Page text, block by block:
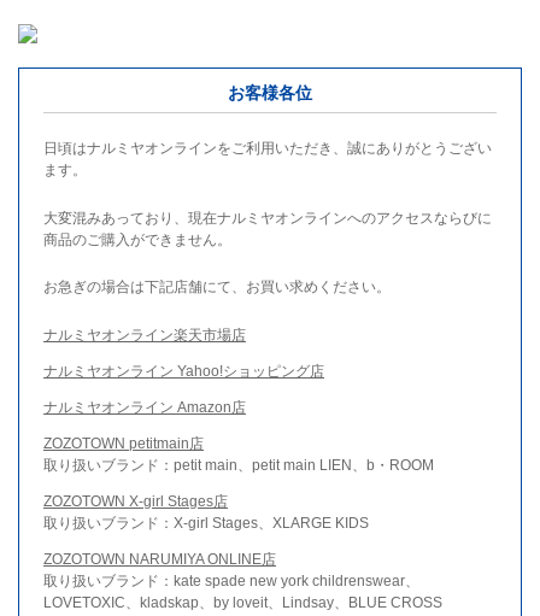
お客様各位
日頃はナルミヤオンラインをご利用いただき、誠にありがとうござい
ます。
大変混みあっており、現在ナルミヤオンラインへのアクセスならびに
商品のご購入ができません。
お急ぎの場合は下記店舗にて、お買い求めください。
ナルミヤオンライン楽天市場店
ナルミヤオンライン Yahoo!ショッピング店
ナルミヤオンライン Amazon店
ZOZOTOWN petitmain店
取り扱いブランド：petit main、petit main LIEN、b・ROOM
ZOZOTOWN X-girl Stages店
取り扱いブランド：X-girl Stages、XLARGE KIDS
ZOZOTOWN NARUMIYA ONLINE店
取り扱いブランド：kate spade new york childrenswear、
LOVETOXIC、kladskap、by loveit、Lindsay、BLUE CROSS